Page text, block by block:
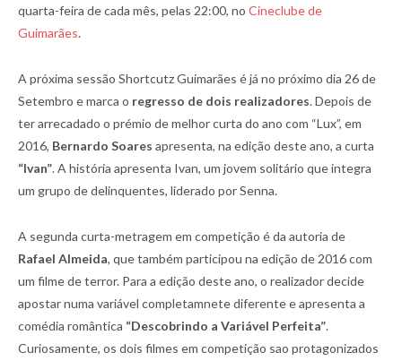
quarta-feira de cada mês, pelas 22:00, no Cineclube de
Guimarães.
A próxima sessão Shortcutz Guimarães é já no próximo dia 26 de
Setembro e marca o regresso de dois realizadores. Depois de
ter arrecadado o prémio de melhor curta do ano com “Lux”, em
2016, Bernardo Soares apresenta, na edição deste ano, a curta
“Ivan”. A história apresenta Ivan, um jovem solitário que integra
um grupo de delinquentes, liderado por Senna.
A segunda curta-metragem em competição é da autoria de
Rafael Almeida, que também participou na edição de 2016 com
um filme de terror. Para a edição deste ano, o realizador decide
apostar numa variável completamnete diferente e apresenta a
comédia romântica “Descobrindo a Variável Perfeita”.
Curiosamente, os dois filmes em competição sao protagonizados